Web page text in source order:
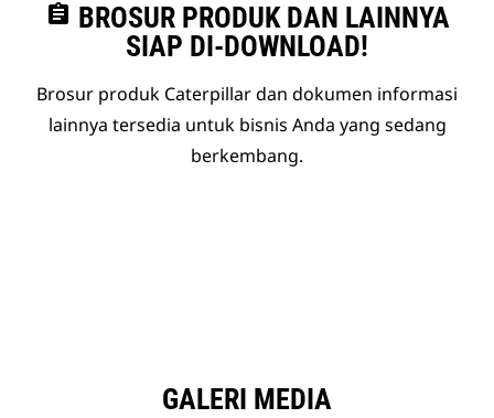
assignment BROSUR PRODUK DAN LAINNYA
SIAP DI-DOWNLOAD!
Brosur produk Caterpillar dan dokumen informasi
lainnya tersedia untuk bisnis Anda yang sedang
berkembang.
GALERI MEDIA